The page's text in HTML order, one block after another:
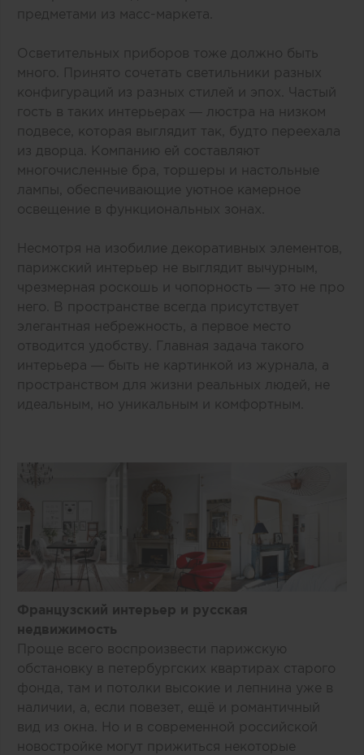
предметами из масс-маркета.
Осветительных приборов тоже должно быть
много. Принято сочетать светильники разных
конфигураций из разных стилей и эпох. Частый
гость в таких интерьерах — люстра на низком
подвесе, которая выглядит так, будто переехала
из дворца. Компанию ей составляют
многочисленные бра, торшеры и настольные
лампы, обеспечивающие уютное камерное
освещение в функциональных зонах.
Несмотря на изобилие декоративных элементов,
парижский интерьер не выглядит вычурным,
чрезмерная роскошь и чопорность — это не про
него. В пространстве всегда присутствует
элегантная небрежность, а первое место
отводится удобству. Главная задача такого
интерьера — быть не картинкой из журнала, а
пространством для жизни реальных людей, не
идеальным, но уникальным и комфортным.
Французский интерьер и русская
недвижимость
Проще всего воспроизвести парижскую
обстановку в петербургских квартирах старого
фонда, там и потолки высокие и лепнина уже в
наличии, а, если повезет, ещё и романтичный
вид из окна. Но и в современной российской
новостройке могут прижиться некоторые